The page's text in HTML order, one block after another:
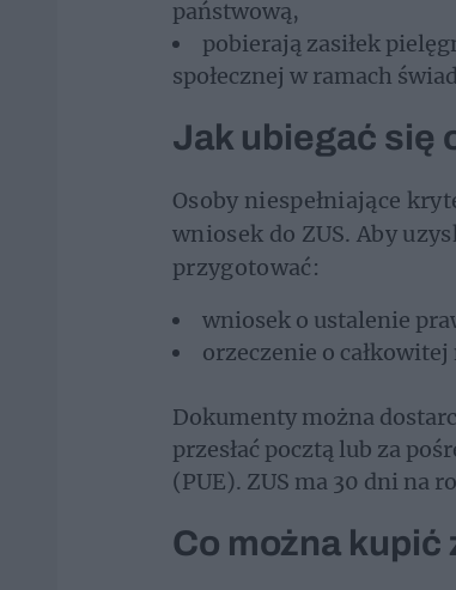
państwową,
pobierają zasiłek
społecznej w ramach
Jak ubiegać się
Osoby niespełniające
wniosek do ZUS. Aby
przygotować:
wniosek o ustalenie
orzeczenie o
Dokumenty można
przesłać pocztą lub za
(PUE). ZUS ma 30 dni na
Co można kupić